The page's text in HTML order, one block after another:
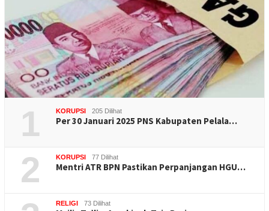
1 KORUPSI 205 Dilihat
Per 30 Januari 2025 PNS Kabupaten Pelala…
2 KORUPSI 77 Dilihat
Mentri ATR BPN Pastikan Perpanjangan HGU…
RELIGI 73 Dilihat